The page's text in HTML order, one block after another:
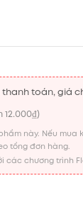
toán, giá
12.000₫)
này. Nếu mua
tổng đơn hàng.
các chương trình